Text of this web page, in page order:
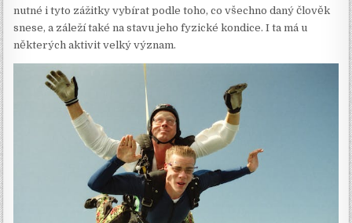
nutné i tyto zážitky vybírat podle toho, co všechno daný člověk
snese, a záleží také na stavu jeho fyzické kondice. I ta má u
některých aktivit velký význam.